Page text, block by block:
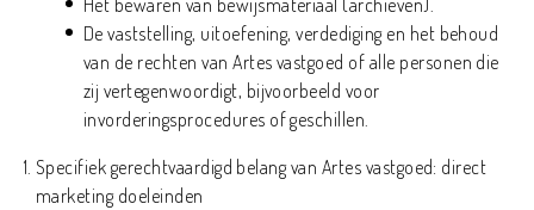
Het bewaren van bewijsmateriaal (archieven).
De vaststelling, uitoefening, verdediging en het behoud
van de rechten van Artes vastgoed of alle personen die
zij vertegenwoordigt, bijvoorbeeld voor
invorderingsprocedures of geschillen.
Specifiek gerechtvaardigd belang van Artes vastgoed: direct
marketing doeleinden